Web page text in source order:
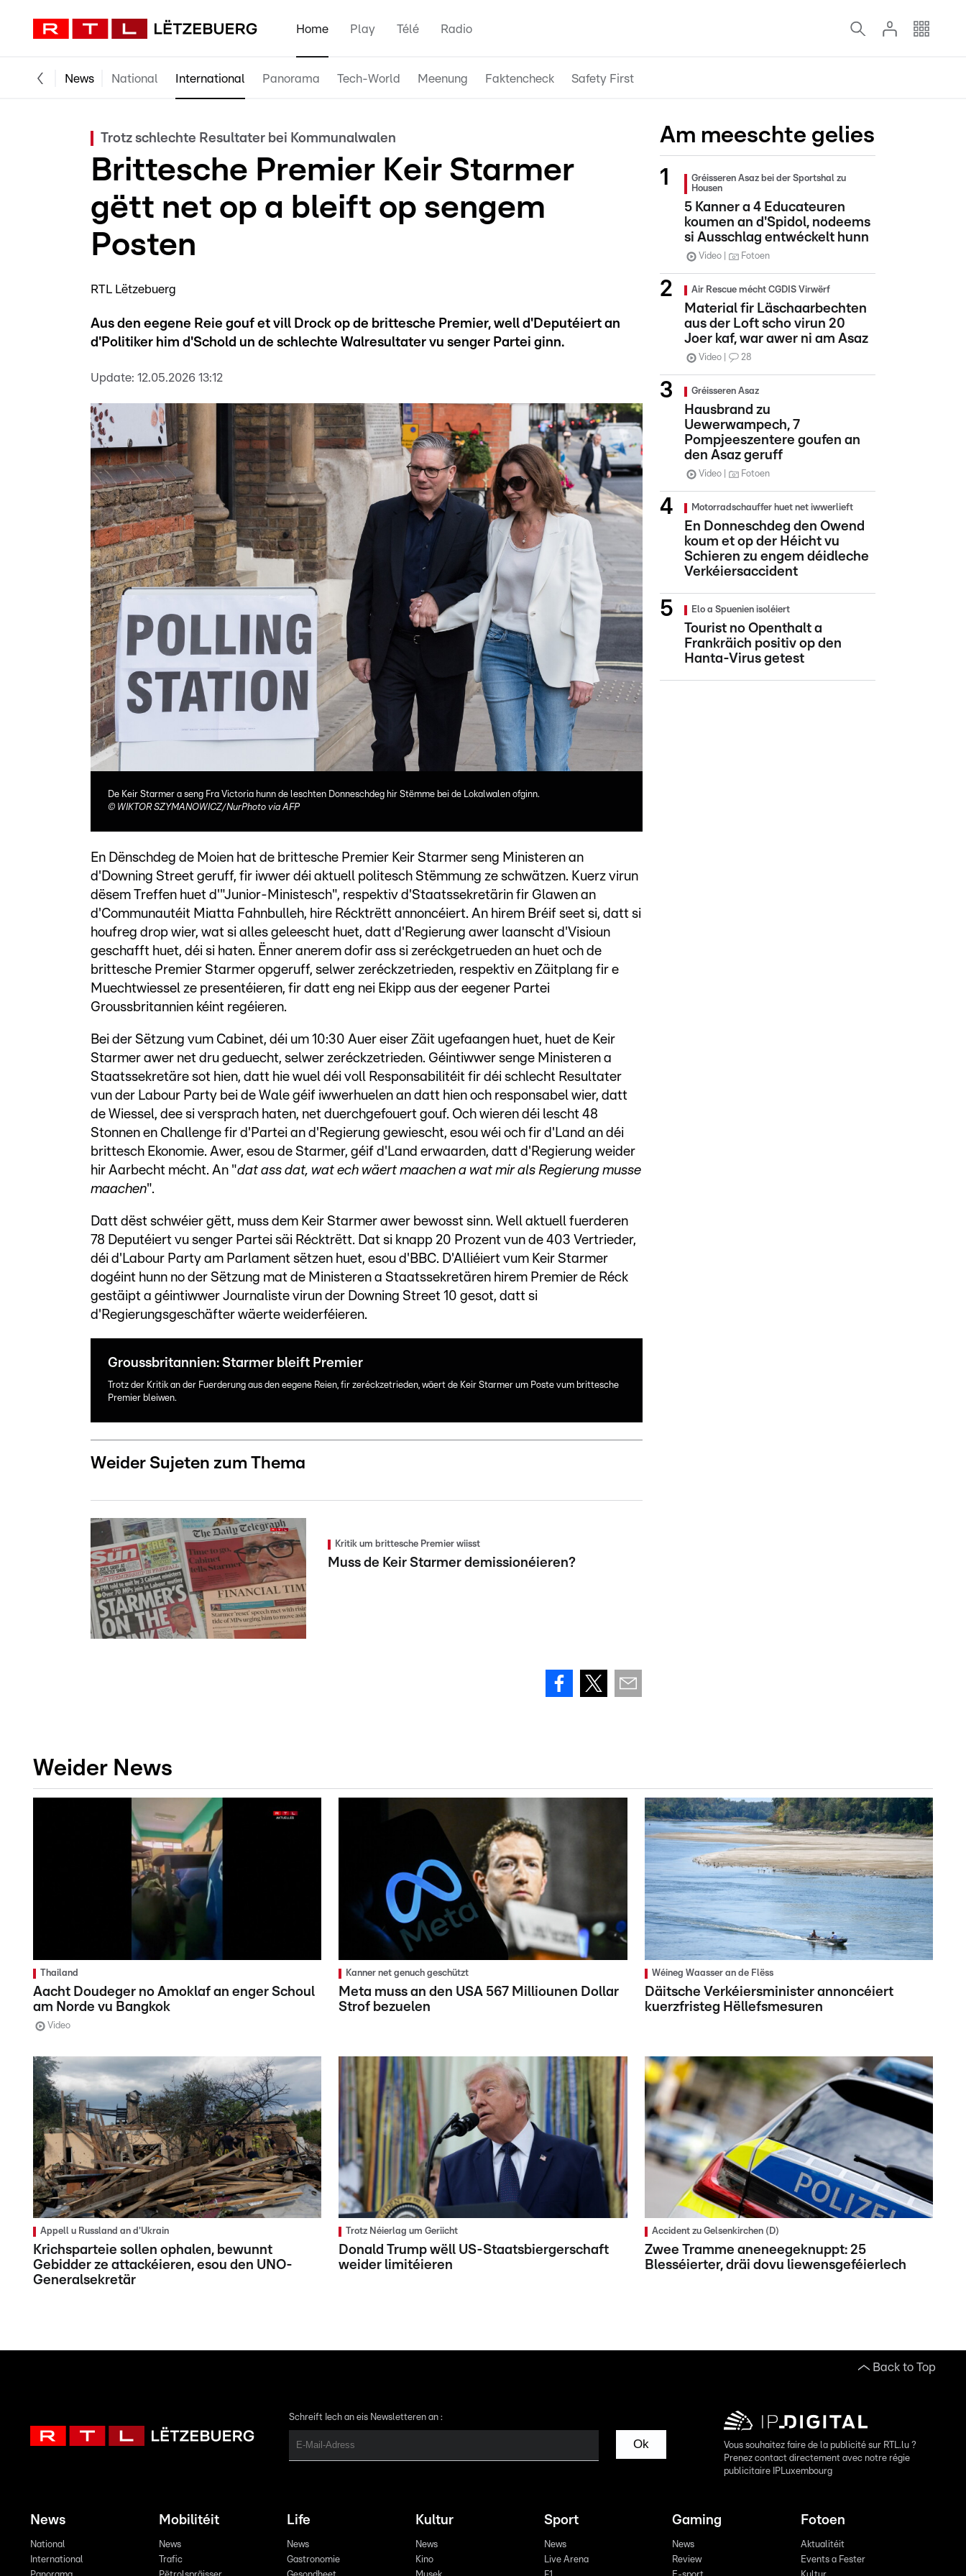
Home Play Télé Radio
News National International Panorama Tech-World Meenung Faktencheck Safety First
Trotz schlechte Resultater bei Kommunalwalen
Brittesche Premier Keir Starmer
gëtt net op a bleift op sengem
Posten
RTL Lëtzebuerg
Aus den eegene Reie gouf et vill Drock op de brittesche Premier, well d'Deputéiert an
d'Politiker him d'Schold un de schlechte Walresultater vu senger Partei ginn.
Update: 12.05.2026 13:12
De Keir Starmer a seng Fra Victoria hunn de leschten Donneschdeg hir Stëmme bei de Lokalwalen ofginn.
© WIKTOR SZYMANOWICZ/NurPhoto via AFP
En Dënschdeg de Moien hat de brittesche Premier Keir Starmer seng Ministeren an
d'Downing Street geruff, fir iwwer déi aktuell politesch Stëmmung ze schwätzen. Kuerz virun
dësem Treffen huet d'"Junior-Ministesch", respektiv d'Staatssekretärin fir Glawen an
d'Communautéit Miatta Fahnbulleh, hire Récktrëtt annoncéiert. An hirem Bréif seet si, datt si
houfreg drop wier, wat si alles geleescht huet, datt d'Regierung awer laanscht d'Visioun
geschafft huet, déi si haten. Ënner anerem dofir ass si zeréckgetrueden an huet och de
brittesche Premier Starmer opgeruff, selwer zeréckzetrieden, respektiv en Zäitplang fir e
Muechtwiessel ze presentéieren, fir datt eng nei Ekipp aus der eegener Partei
Groussbritannien kéint regéieren.
Bei der Sëtzung vum Cabinet, déi um 10:30 Auer eiser Zäit ugefaangen huet, huet de Keir
Starmer awer net dru geduecht, selwer zeréckzetrieden. Géintiwwer senge Ministeren a
Staatssekretäre sot hien, datt hie wuel déi voll Responsabilitéit fir déi schlecht Resultater
vun der Labour Party bei de Wale géif iwwerhuelen an datt hien och responsabel wier, datt
de Wiessel, dee si versprach haten, net duerchgefouert gouf. Och wieren déi lescht 48
Stonnen en Challenge fir d'Partei an d'Regierung gewiescht, esou wéi och fir d'Land an déi
brittesch Ekonomie. Awer, esou de Starmer, géif d'Land erwaarden, datt d'Regierung weider
hir Aarbecht mécht. An "dat ass dat, wat ech wäert maachen a wat mir als Regierung musse
maachen".
Datt dëst schwéier gëtt, muss dem Keir Starmer awer bewosst sinn. Well aktuell fuerderen
78 Deputéiert vu senger Partei säi Récktrëtt. Dat si knapp 20 Prozent vun de 403 Vertrieder,
déi d'Labour Party am Parlament sëtzen huet, esou d'BBC. D'Alliéiert vum Keir Starmer
dogéint hunn no der Sëtzung mat de Ministeren a Staatssekretären hirem Premier de Réck
gestäipt a géintiwwer Journaliste virun der Downing Street 10 gesot, datt si
d'Regierungsgeschäfter wäerte weiderféieren.
Groussbritannien: Starmer bleift Premier
Trotz der Kritik an der Fuerderung aus den eegene Reien, fir zeréckzetrieden, wäert de Keir Starmer um Poste vum brittesche
Premier bleiwen.
Weider Sujeten zum Thema
Kritik um brittesche Premier wiisst
Muss de Keir Starmer demissionéieren?
Am meeschte gelies
Gréisseren Asaz bei der Sportshal zu
Housen
5 Kanner a 4 Educateuren
koumen an d'Spidol, nodeems
si Ausschlag entwéckelt hunn
Video Fotoen
Air Rescue mécht CGDIS Virwërf
Material fir Läschaarbechten
aus der Loft scho virun 20
Joer kaf, war awer ni am Asaz
Video 28
Gréisseren Asaz
Hausbrand zu
Uewerwampech, 7
Pompjeeszentere goufen an
den Asaz geruff
Video Fotoen
Motorradschauffer huet net iwwerlieft
En Donneschdeg den Owend
koum et op der Héicht vu
Schieren zu engem déidleche
Verkéiersaccident
Elo a Spuenien isoléiert
Tourist no Openthalt a
Frankräich positiv op den
Hanta-Virus getest
Weider News
Thailand
Aacht Doudeger no Amoklaf an enger Schoul
am Norde vu Bangkok
Video
Kanner net genuch geschützt
Meta muss an den USA 567 Milliounen Dollar
Strof bezuelen
Wéineg Waasser an de Flëss
Däitsche Verkéiersminister annoncéiert
kuerzfristeg Hëllefsmesuren
Appell u Russland an d'Ukrain
Krichsparteie sollen ophalen, bewunnt
Gebidder ze attackéieren, esou den UNO-
Generalsekretär
Trotz Néierlag um Geriicht
Donald Trump wëll US-Staatsbiergerschaft
weider limitéieren
Accident zu Gelsenkirchen (D)
Zwee Tramme aneneegeknuppt: 25
Blesséierter, dräi dovu liewensgeféierlech
Back to Top
Schreift Iech an eis Newsletteren an :
Ok
Vous souhaitez faire de la publicité sur RTL.lu ?
Prenez contact directement avec notre régie
publicitaire IPLuxembourg
News
National
International
Mobilitéit
News
Trafic
Life
News
Gastronomie
Kultur
News
Kino
Sport
News
Live Arena
Gaming
News
Review
Fotoen
Aktualitéit
Events a Fester